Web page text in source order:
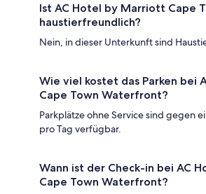
Ist AC Hotel by Marriott Cape
haustierfreundlich?
Nein, in dieser Unterkunft sind
Wie viel kostet das Parken bei
Cape Town Waterfront?
Parkplätze ohne Service sind gegen
pro Tag verfügbar.
Wann ist der Check-in bei AC
Cape Town Waterfront?